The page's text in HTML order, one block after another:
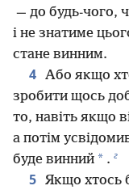
— до будь-чого,
і не знатиме
стане винним.
4 Або якщо
зробити щось
то, навіть якщо
а потім
буде винний * . г
5 Якщо хтось